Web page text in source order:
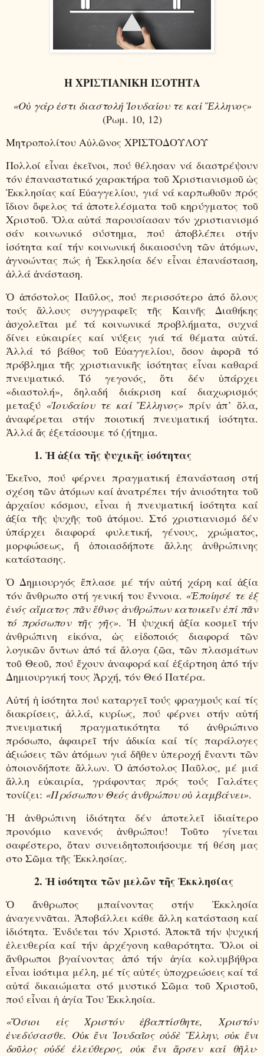
Η ΧΡΙΣΤΙΑΝΙΚΗ ΙΣΟΤΗΤΑ
«Οὐ γάρ ἐστι διαστολή Ἰουδαίου τε καί Ἕλληνος»
(Ρωμ. 10, 12)
Μητροπολίτου Αὐλῶνος ΧΡΙΣΤΟΔΟΥΛΟΥ
Πολλοί εἶναι ἐκεῖνοι, πού θέλησαν νά διαστρέψουν
τόν ἐπαναστατικό χαρακτήρα τοῦ Χριστιανισμοῦ ὡς
Ἐκκλησίας καί Εὐαγγελίου, γιά νά καρπωθοῦν πρός
ἴδιον ὄφελος τά ἀποτελέσματα τοῦ κηρύγματος τοῦ
Χριστοῦ. Ὅλα αὐτά παρουσίασαν τόν χριστιανισμό
σάν κοινωνικό σύστημα, πού ἀποβλέπει στήν
ἰσότητα καί τήν κοινωνική δικαιοσύνη τῶν ἀτόμων,
ἀγνοώντας πώς ἡ Ἐκκλησία δέν εἶναι ἐπανάσταση,
ἀλλά ἀνάσταση.
Ὁ ἀπόστολος Παῦλος, πού περισσότερο ἀπό ὅλους
τούς ἄλλους συγγραφεῖς τῆς Καινῆς Διαθήκης
ἀσχολεῖται μέ τά κοινωνικά προβλήματα, συχνά
δίνει εὐκαιρίες καί νύξεις γιά τά θέματα αὐτά.
Ἀλλά τό βάθος τοῦ Εὐαγγελίου, ὅσον ἀφορᾶ τό
πρόβλημα τῆς χριστιανικῆς ἰσότητας εἶναι καθαρά
πνευματικό. Τό γεγονός, ὅτι δέν ὑπάρχει
«διαστολή», δηλαδή διάκριση καί διαχωρισμός
μεταξύ «Ἰουδαίου τε καί Ἕλληνος» πρίν ἀπ’ ὅλα,
ἀναφέρεται στήν ποιοτική πνευματική ἰσότητα.
Ἀλλά ἄς ἐξετάσουμε τό ζήτημα.
1. Ἡ ἀξία τῆς ψυχικῆς ἰσότητας
Ἐκεῖνο, πού φέρνει πραγματική ἐπανάσταση στή
σχέση τῶν ἀτόμων καί ἀνατρέπει τήν ἀνισότητα τοῦ
ἀρχαίου κόσμου, εἶναι ἡ πνευματική ἰσότητα καί
ἀξία τῆς ψυχῆς τοῦ ἀτόμου. Στό χριστιανισμό δέν
ὑπάρχει διαφορά φυλετική, γένους, χρώματος,
μορφώσεως, ἤ ὁποιασδήποτε ἄλλης ἀνθρώπινης
κατάστασης.
Ὁ Δημιουργός ἔπλασε μέ τήν αὐτή χάρη καί ἀξία
τόν ἄνθρωπο στή γενική του ἔννοια. «Ἐποίησέ τε ἐξ
ἑνός αἵματος πᾶν ἔθνος ἀνθρώπων κατοικεῖν ἐπί πᾶν
τό πρόσωπον τῆς γῆς». Ἡ ψυχική ἀξία κοσμεῖ τήν
ἀνθρώπινη εἰκόνα, ὡς εἰδοποιός διαφορά τῶν
λογικῶν ὄντων ἀπό τά ἄλογα ζῶα, τῶν πλασμάτων
τοῦ Θεοῦ, πού ἔχουν ἀναφορά καί ἐξάρτηση ἀπό τήν
Δημιουργική τους Ἀρχή, τόν Θεό Πατέρα.
Αὐτή ἡ ἰσότητα πού καταργεῖ τούς φραγμούς καί τίς
διακρίσεις, ἀλλά, κυρίως, πού φέρνει στήν αὐτή
πνευματική πραγματικότητα τό ἀνθρώπινο
πρόσωπο, ἀφαιρεῖ τήν ἀδικία καί τίς παράλογες
ἀξιώσεις τῶν ἀτόμων γιά δῆθεν ὑπεροχή ἔναντι τῶν
ὁποιονδήποτε ἄλλων. Ὁ ἀπόστολος Παῦλος, μέ μιά
ἄλλη εὐκαιρία, γράφοντας πρός τούς Γαλάτες
τονίζει: «Πρόσωπον Θεός ἀνθρώπου οὐ λαμβάνει».
Ἡ ἀνθρώπινη ἰδιότητα δέν ἀποτελεῖ ἰδιαίτερο
προνόμιο κανενός ἀνθρώπου! Τοῦτο γίνεται
σαφέστερο, ὅταν συνειδητοποιήσουμε τή θέση μας
στο Σῶμα τῆς Ἐκκλησίας.
2. Ἡ ἰσότητα τῶν μελῶν τῆς Ἐκκλησίας
Ὁ ἄνθρωπος μπαίνοντας στήν Ἐκκλησία
ἀναγεννᾶται. Ἀποβάλλει κάθε ἄλλη κατάσταση καί
ἰδιότητα. Ἐνδύεται τόν Χριστό. Ἀποκτᾶ τήν ψυχική
ἐλευθερία καί τήν ἀρχέγονη καθαρότητα. Ὅλοι οἱ
ἄνθρωποι βγαίνοντας ἀπό τήν ἁγία κολυμβήθρα
εἶναι ἰσότιμα μέλη, μέ τίς αὐτές ὑποχρεώσεις καί τά
αὐτά δικαιώματα στό μυστικό Σῶμα τοῦ Χριστοῦ,
πού εἶναι ἡ ἁγία Του Ἐκκλησία.
«Ὅσιοι εἰς Χριστόν ἐβαπτίσθητε, Χριστόν
ἐνεδύσασθε. Οὐκ ἔνι Ἰουδαῖος οὐδὲ Ἕλλην, οὐκ ἔνι
δοῦλος οὐδέ ἐλεύθερος, οὐκ ἔνι ἄρσεν καί θῆλυ·